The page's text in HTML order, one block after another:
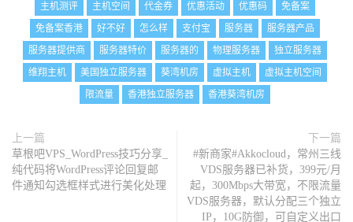
主机测评
主机空间 代金券 优惠活动 优惠码
免备案
免备案香港
好不好 怎么样 支付宝 服务器
服务器产品
服务器提供商
服务器特价 服务器的 物理服务器
独立服务器
维翔主机
美国独立服务器 葵湾机房 虚拟主机
虚拟主机空间
限流量
香港独立服务器 香港葵湾机房
上一篇
草根吧VPS_WordPress技巧分享_
纯代码将WordPress评论回复邮
件通知勾选框样式进行美化处理
下一篇
#新商家#Akkocloud，常州三线
VDS服务器已补货，399元/月
起，300Mbps大带宽，不限流量
VDS服务器，默认分配三个独立
IP，10G防御，可自定义出口